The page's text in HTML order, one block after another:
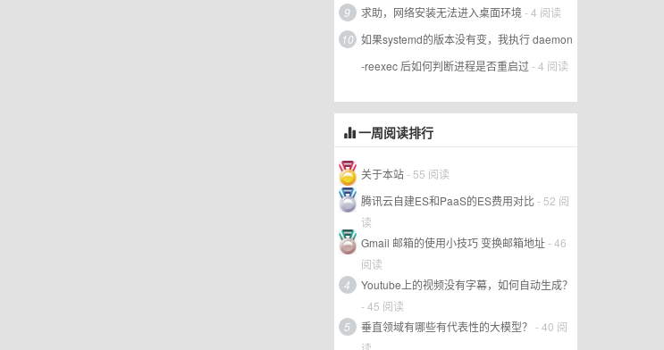
9
求助，网络安装无法进入桌面环境 - 4 阅读
10 如果systemd的版本没有变，我执行 daemon
-reexec 后如何判断进程是否重启过- 4 阅读
一周阅读排行
关于本站- 55 阅读
腾讯云自建ES和PaaS的ES费用对比- 52 阅
读
Gmail 邮箱的使用小技巧 变换邮箱地址- 46
阅读
4
Youtube上的视频没有字幕，如何自动生成？
- 45 阅读
5
垂直领域有哪些有代表性的大模型？ - 40 阅